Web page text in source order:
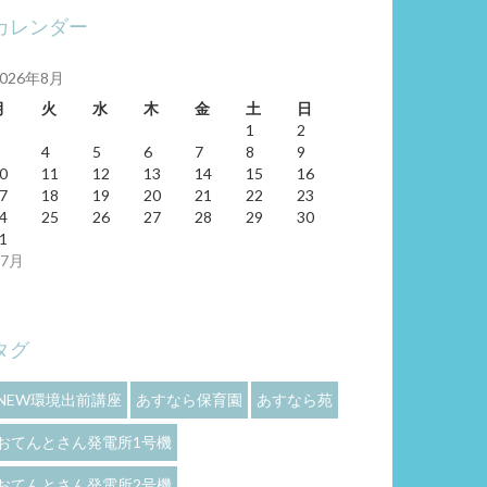
レンダー
年8月
火 水 木 金 土 日
月
1
2
4 5 6 7 8
9
11 12 13 14 15
16
18 19 20 21 22
23
25 26 27 28 29
30
グ
環境出前講座 あすなら保育園 あすなら苑
てんとさん発電所1号機